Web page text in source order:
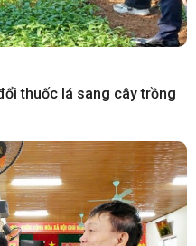
thuốc lá sang cây trồng